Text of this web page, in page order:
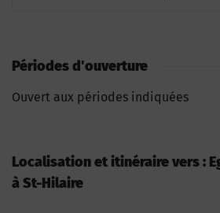
Périodes d'ouverture
Ouvert aux périodes indiquées
Localisation et itinéraire vers :
à St-Hilaire